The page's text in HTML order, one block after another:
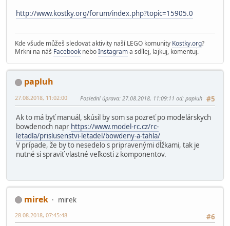
http://www.kostky.org/forum/index.php?topic=15905.0
Kde všude můžeš sledovat aktivity naší LEGO komunity Kostky.org?
Mrkni na náš Facebook neboInstagrama sdílej, lajkuj, komentuj.
papluh
#5
27.08.2018, 11:02:00 Poslední úprava: 27.08.2018, 11:09:11 od: papluh
Ak to má byť manuál, skúsil by som sa pozreť po modelárskych
bowdenoch napr https://www.model-rc.cz/rc-
letadla/prislusenstvi-letadel/bowdeny-a-tahla/
V prípade, že by to nesedelo s pripravenými dĺžkami, tak je
nutné si spraviť vlastné veľkosti z komponentov.
mirek
mirek
#6
28.08.2018, 07:45:48